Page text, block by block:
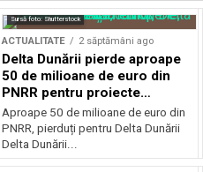
Sursă foto: Shutterstock
ACTUALITATE 2 săptămâni ago
Delta Dunării pierde aproape
50 de milioane de euro din
PNRR pentru proiecte
esențiale
Aproape 50 de milioane de euro din
PNRR, pierduți pentru Delta Dunării
Delta Dunării...